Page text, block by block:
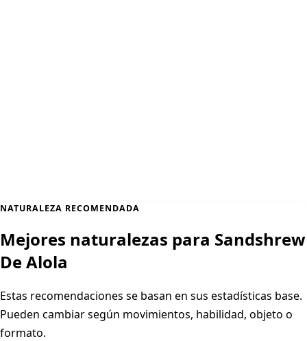
NATURALEZA RECOMENDADA
Mejores naturalezas para Sandshrew
De Alola
Estas recomendaciones se basan en sus estadísticas base.
Pueden cambiar según movimientos, habilidad, objeto o
formato.